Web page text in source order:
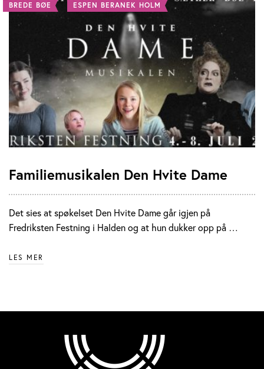
BREDE BØE ESPEN BERANEK HOLM
Familiemusikalen Den Hvite Dame
Det sies at spøkelset Den Hvite Dame går igjen på
Fredriksten Festning i Halden og at hun dukker opp på …
LES MER